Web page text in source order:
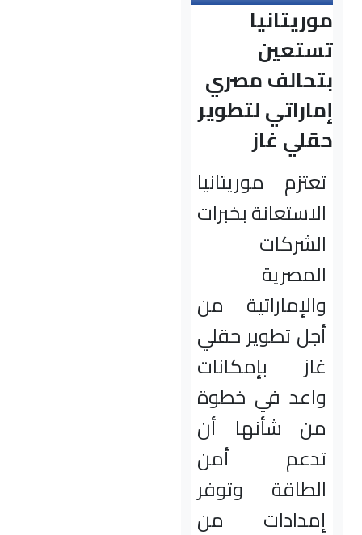
موريتانيا
تستعين
بتحالف مصري
إماراتي لتطوير
حقلي غاز
تعتزم موريتانيا
الاستعانة بخبرات
الشركات
المصرية
والإماراتية من
أجل تطوير حقلي
غاز بإمكانات
واعد في خطوة
من شأنها أن
تدعم أمن
الطاقة وتوفر
إمدادات من